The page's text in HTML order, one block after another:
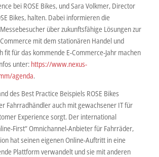
bei ROSE Bikes, und Sara Volkmer, Director
Bikes, halten. Dabei informieren die
über zukunftsfähige Lösungen zur
mit dem stationären Handel und
fit für das kommende E-Commerce-Jahr machen
unter: https://www.nexus-
agenda.
des Best Practice Beispiels ROSE Bikes
Fahrradhändler auch mit gewachsener IT für
Experience sorgt. Der international
First“ Omnichannel-Anbieter für Fahrräder,
hat seinen eigenen Online-Auftritt in eine
Plattform verwandelt und sie mit anderen